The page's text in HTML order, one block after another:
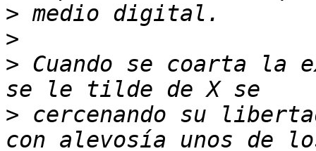
>
>
> Cuando se coarta la
> cercenando su